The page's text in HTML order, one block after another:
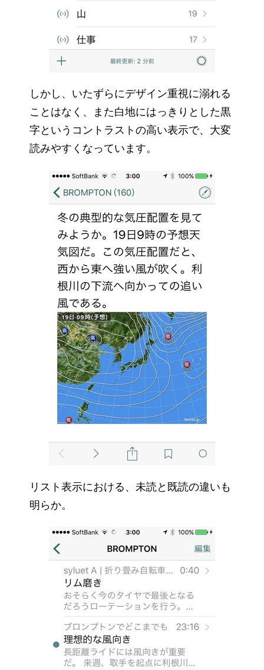
しかし、いたずらにデザイン重視に溺れる
ことはなく、また白地にはっきりとした黒
字というコントラストの高い表示で、大変
読みやすくなっています。
リスト表示における、未読と既読の違いも
明らか。